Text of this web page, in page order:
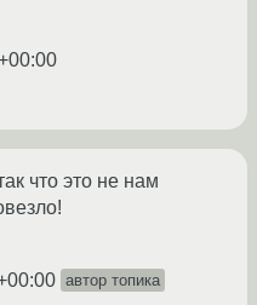
что это не нам
автор топика